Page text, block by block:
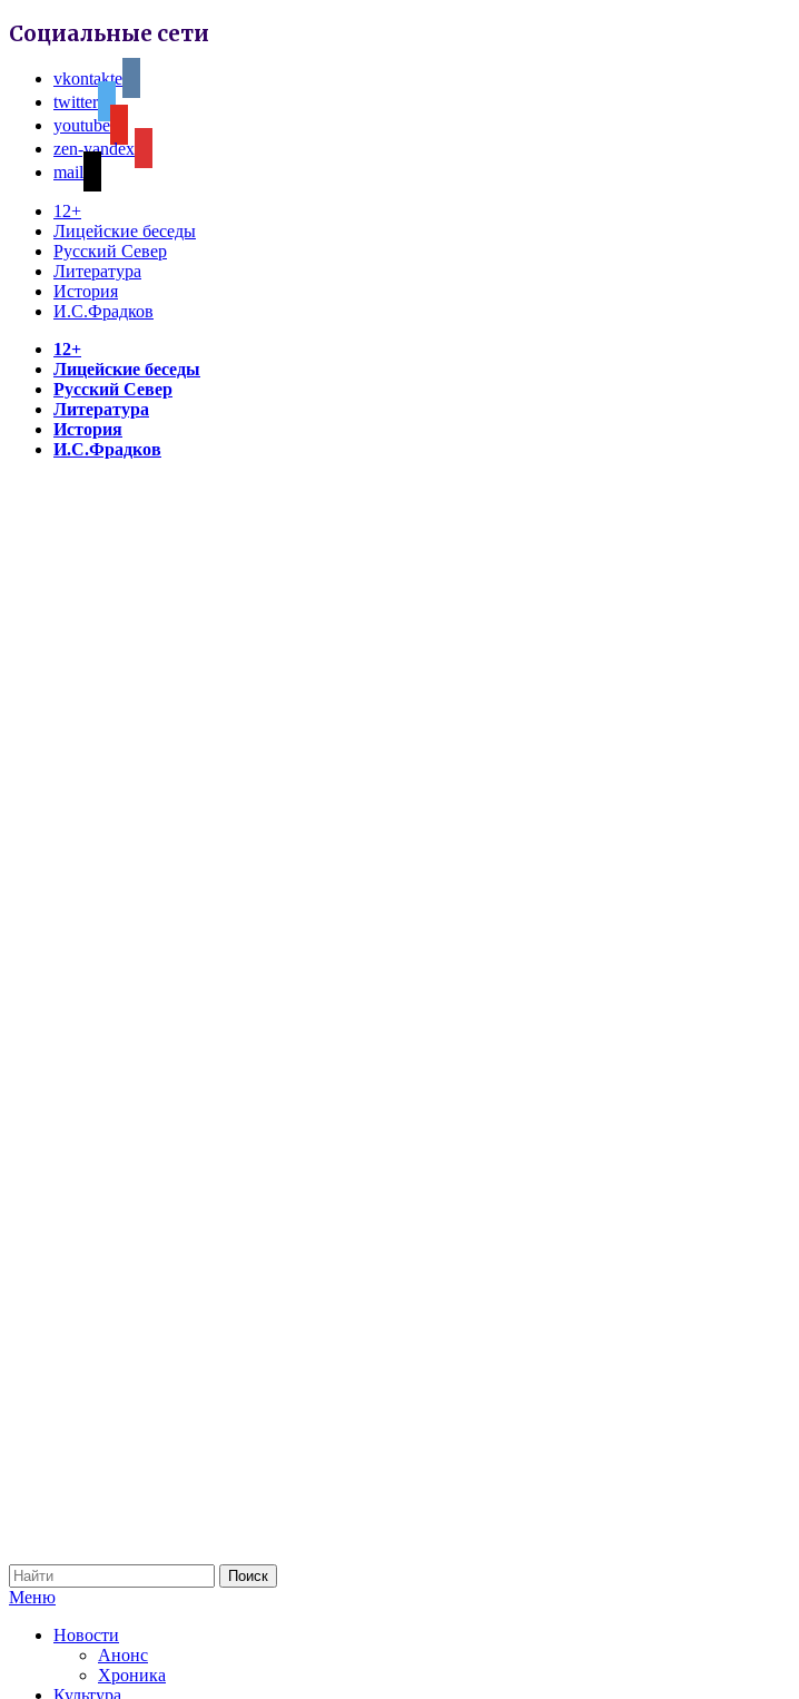
Социальные сети
vkontakte
twitter
youtube
zen-yandex
mail
12+
Лицейские беседы
Русский Север
Литература
История
И.С.Фрадков
12+
Лицейские беседы
Русский Север
Литература
История
И.С.Фрадков
Меню
Новости
Анонс
Хроника
Культура